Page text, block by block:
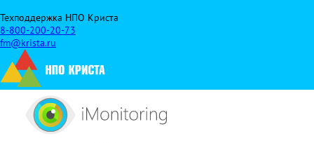
Техподдержка НПО Криста
8-800-200-20-73
fm@krista.ru